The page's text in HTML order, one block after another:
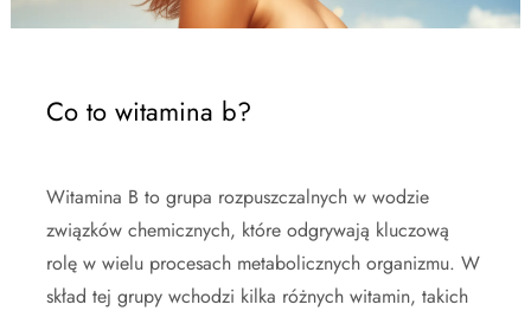
Co to witamina b?
Witamina B to grupa rozpuszczalnych w wodzie
związków chemicznych, które odgrywają kluczową
rolę w wielu procesach metabolicznych organizmu. W
skład tej grupy wchodzi kilka różnych witamin, takich